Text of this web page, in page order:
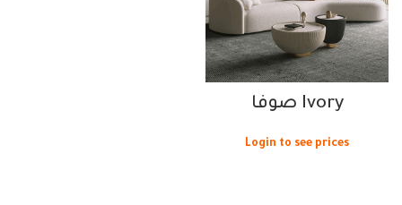
Ivory صوفا
Login to see prices